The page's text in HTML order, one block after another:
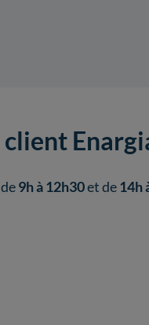
9h à 12h30et de14h